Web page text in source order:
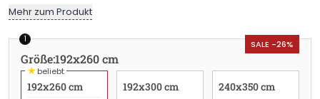
Mehr zum Produkt
SALE -26%
1
Größe:192x260 cm
★beliebt
192x260 cm 192x300 cm 240x350 cm